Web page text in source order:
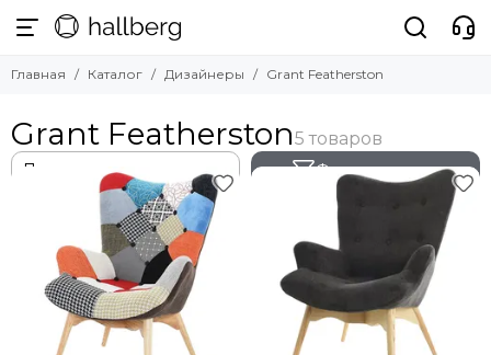
Главная Каталог Дизайнеры Grant Featherston
Grant Featherston
Фильтр товаров